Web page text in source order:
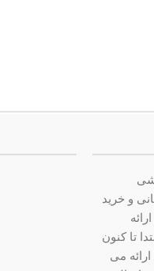
و خرید
تا کنون
می